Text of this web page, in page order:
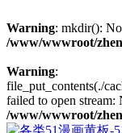
Warning: mkdir():
/www/wwwroot/
Warning:
file_put_contents(./
failed to open
/www/wwwroot/